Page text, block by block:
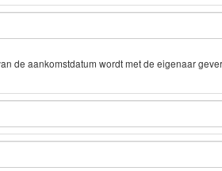
de aankomstdatum wordt met de eigenaar